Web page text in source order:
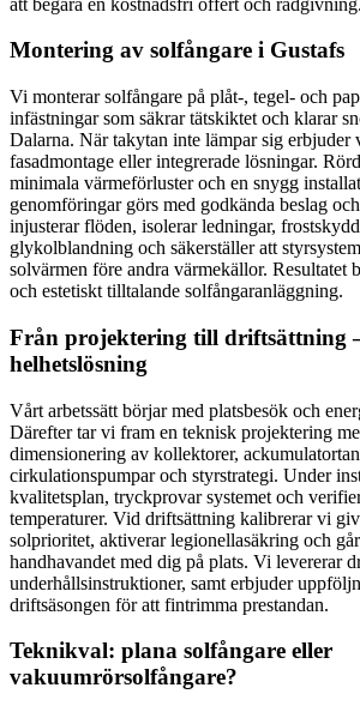
Montering av solfångare i Gustafs
Vi monterar solfångare på plåt-, tegel- och
infästningar som säkrar tätskiktet och klarar
Dalarna. När takytan inte lämpar sig erbjuder
fasadmontage eller integrerade lösningar.
minimala värmeförluster och en snygg
genomföringar görs med godkända beslag
injusterar flöden, isolerar ledningar,
glykolblandning och säkerställer att
solvärmen före andra värmekällor. Resultatet
och estetiskt tilltalande solfångaranläggning.
Från projektering till driftsättning
helhetslösning
Vårt arbetssätt börjar med platsbesök och
Därefter tar vi fram en teknisk projektering
dimensionering av kollektorer,
cirkulationspumpar och styrstrategi. Under
kvalitetsplan, tryckprovar systemet och
temperaturer. Vid driftsättning kalibrerar vi
solprioritet, aktiverar legionellasäkring och
handhavandet med dig på plats. Vi levererar
underhållsinstruktioner, samt erbjuder
driftsäsongen för att fintrimma prestandan.
Teknikval: plana solfångare eller
vakuumrörsolfångare?